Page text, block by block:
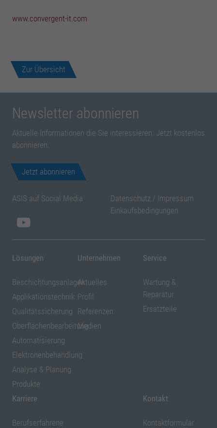
www.convergent-it.com
Zur Übersicht
Newsletter abonnieren
Aktuelle Informationen die Sie interessieren. Jetzt kostenlos
abonnieren.
Jetzt abonnieren
ASIS auf Social Media Datenschutz/ Impressum
Einkaufsbedingungen
Lösungen
Beschichtungsanlagen
Applikationstechnik
Qualitätssicherung
Oberflächenbearbeitung
Automatisierung
Elektronenbehandlung
Analyse & Planung
Produkte
Unternehmen
Aktuelles
Profil
Referenzen
Medien
Service
Wartung &
Reparatur
Ersatzteile
Karriere
Berufserfahrene
Kontakt
Kontaktformular
Marketing Cookies (4)
Cookie-Informationen anzeigen